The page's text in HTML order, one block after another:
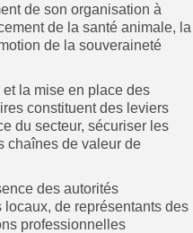
de son organisation à
de la santé animale, la
de la souveraineté
la mise en place des
constituent des leviers
du secteur, sécuriser les
chaînes de valeur de
des autorités
locaux, de représentants des
professionnelles